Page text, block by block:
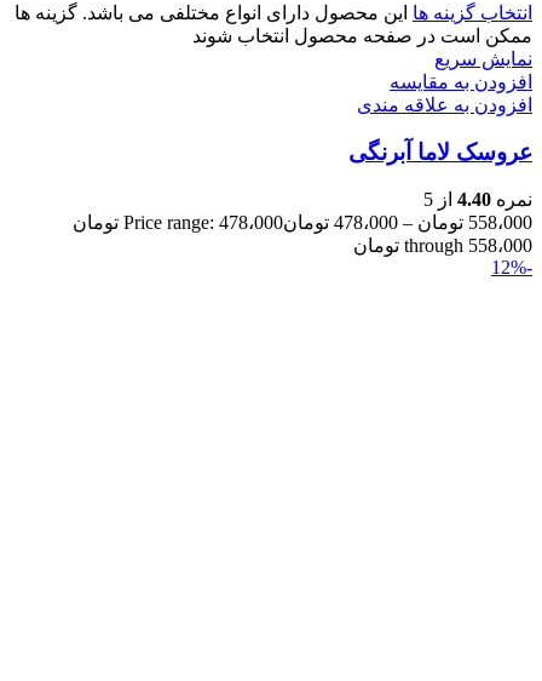
انتخاب گزینه ها این محصول دارای انواع مختلفی می باشد. گزینه ها
ممکن است در صفحه محصول انتخاب شوند
نمایش سریع
افزودن به مقایسه
افزودن به علاقه مندی
عروسک لاما آبرنگی
نمره 4.40 از 5
558،000 تومان – 478،000 تومان
Price range: 478،000 تومان
through 558،000 تومان
-12%